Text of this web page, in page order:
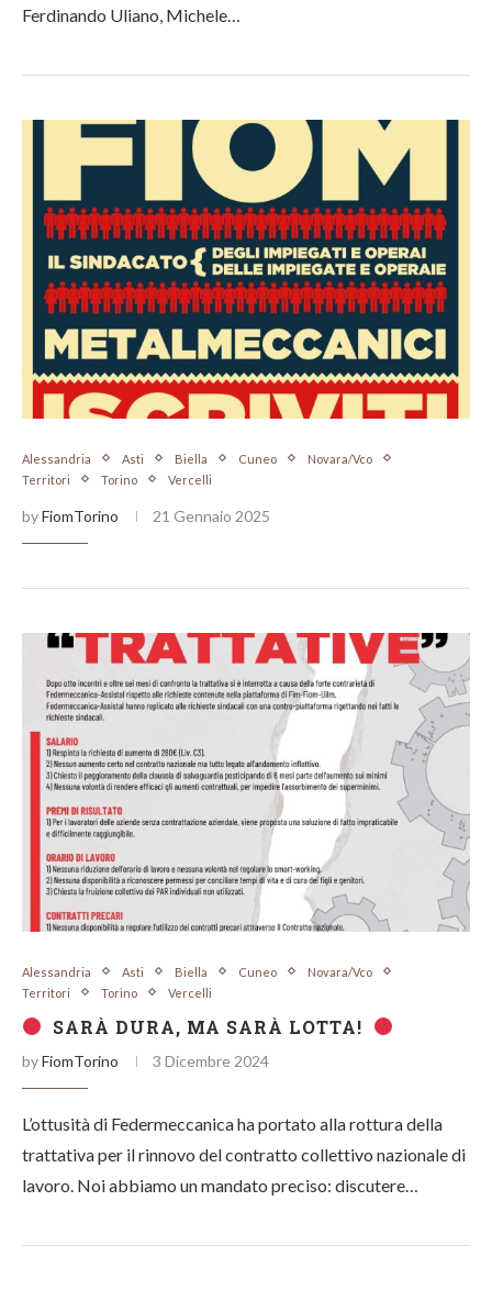
Ferdinando Uliano, Michele…
Alessandria Asti Biella Cuneo
Novara/Vco
Territori
Torino Vercelli
byFiomTorino 21 Gennaio 2025
Alessandria Asti Biella Cuneo
Novara/Vco
Territori
Torino Vercelli
SARÀ DURA, MA SARÀ LOTTA!
byFiomTorino 3 Dicembre 2024
L’ottusità di Federmeccanica ha portato alla rottura della
trattativa per il rinnovo del contratto collettivo nazionale di
lavoro. Noi abbiamo un mandato preciso: discutere…